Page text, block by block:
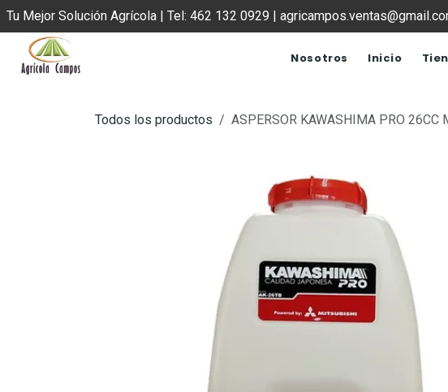
Tu Mejor Solución Agrícola | Tel: 462 132 0929 |
Nosotros Inicio
Todos los productos ASPERSOR KAWASHIMA PRO 26CC